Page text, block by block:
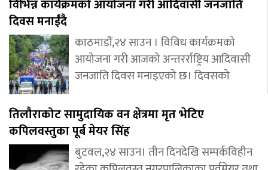
विभिन्न कार्यक्रमको आयोजना गरी आदिवासी जनजाति
दिवस मनाईंदै
काठमाडौं,२४ साउन । विविध कार्यक्रमको
आयोजना गरी आजको अन्तरर्राष्ट्रिय आदिवासी
जनजाति दिवस मनाइएको छ। दिवसको
तिलौराकोट सामुदायिक वन क्षेत्रमा मृत भेटिए
कपिलवस्तुका पूर्ब मेयर सिंह
बुटवल,२४ साउन। तीन दिनदेखि सम्पर्कविहीन